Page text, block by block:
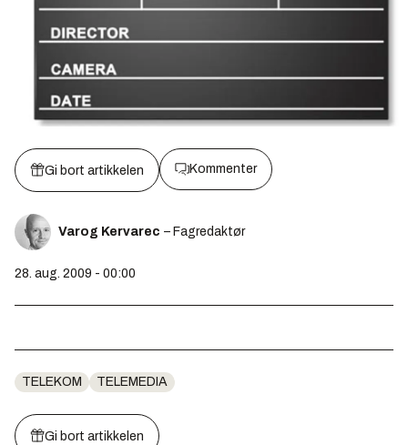
Gi bort artikkelen Kommenter
Varog Kervarec – Fagredaktør
28. aug. 2009 - 00:00
TELEKOM TELEMEDIA
Gi bort artikkelen